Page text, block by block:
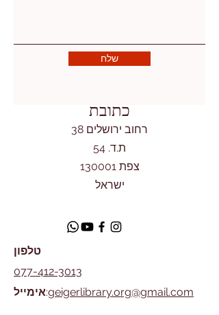
שלח
כתובת
רחוב ירושלים 38
ת.ד. 54
צפת 130001
ישראל
טלפון
077-412-3013
אימייל:geigerlibrary.org@gmail.com